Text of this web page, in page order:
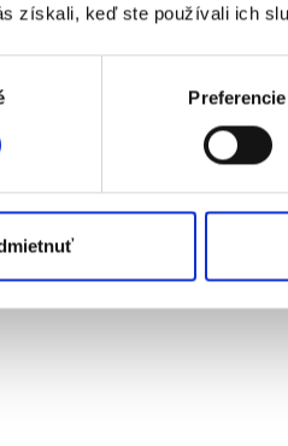
získali, keď ste používali ich
Preferencie